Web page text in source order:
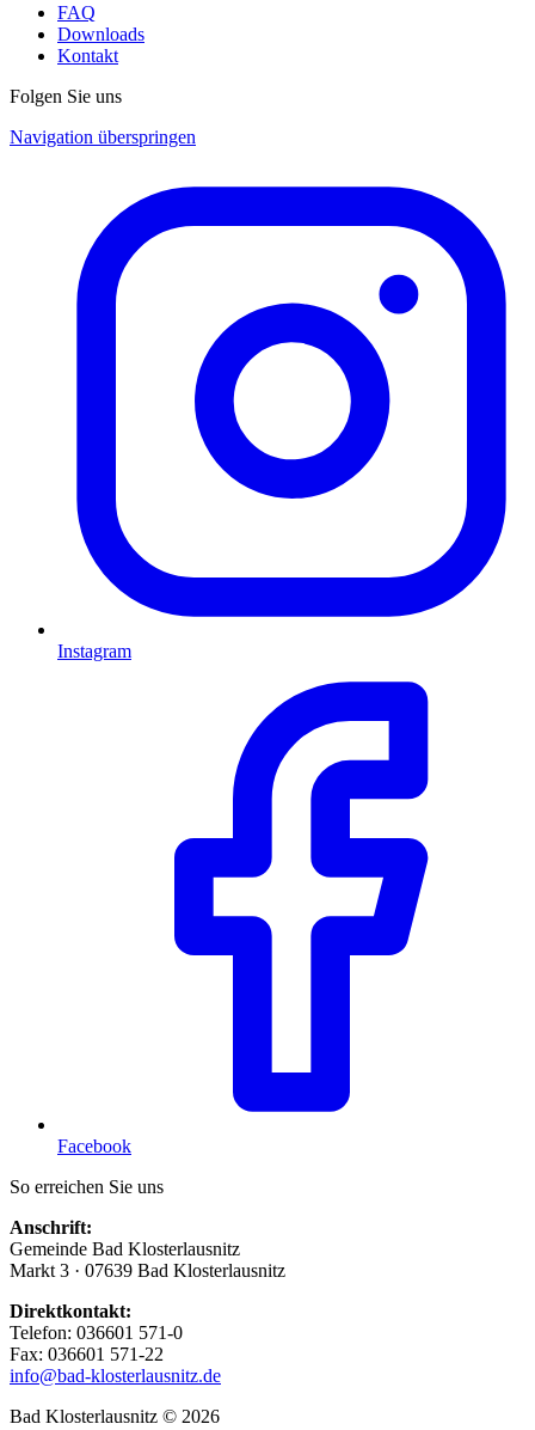
FAQ
Downloads
Kontakt
Folgen Sie uns
Navigation überspringen
Instagram
Facebook
So erreichen Sie uns
Anschrift:
Gemeinde Bad Klosterlausnitz
Markt 3 · 07639 Bad Klosterlausnitz
Direktkontakt:
Telefon: 036601 571-0
Fax: 036601 571-22
info@bad-klosterlausnitz.de
Bad Klosterlausnitz © 2026